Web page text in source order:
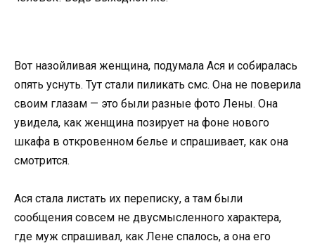
Вот назойливая женщина, подумала Ася и собиралась
опять уснуть. Тут стали пиликать смс. Она не поверила
своим глазам — это были разные фото Лены. Она
увидела, как женщина позирует на фоне нового
шкафа в откровенном белье и спрашивает, как она
смотрится.
Ася стала листать их переписку, а там были
сообщения совсем не двусмысленного характера,
где муж спрашивал, как Лене спалось, а она его